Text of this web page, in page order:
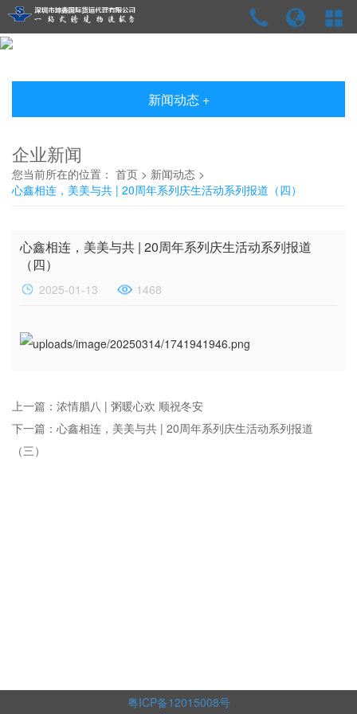
新闻动态 +
企业新闻
您当前所在的位置： 首页 > 新闻动态 >
心鑫相连，美美与共 | 20周年系列庆生活动系列报道（四）
心鑫相连，美美与共 | 20周年系列庆生活动系列报道
（四）
2025-01-13 1468
上一篇：浓情腊八 | 粥暖心欢 顺祝冬安
下一篇：心鑫相连，美美与共 | 20周年系列庆生活动系列报道
（三）
粤ICP备12015008号